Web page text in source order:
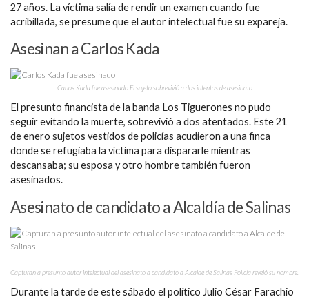
27 años. La víctima salía de rendir un examen cuando fue
acribillada, se presume que el autor intelectual fue su expareja.
Asesinan a Carlos Kada
Carlos Kada fue asesinado El sujeto sobrevivió a dos intentos de asesinato
El presunto financista de la banda Los Tiguerones no pudo
seguir evitando la muerte, sobrevivió a dos atentados. Este 21
de enero sujetos vestidos de policías acudieron a una finca
donde se refugiaba la víctima para dispararle mientras
descansaba; su esposa y otro hombre también fueron
asesinados.
Asesinato de candidato a Alcaldía de Salinas
Capturan a presunto autor intelectual del asesinato a candidato a Alcalde de Salinas Policía reveló su nombre.
Durante la tarde de este sábado el político Julio César Farachio